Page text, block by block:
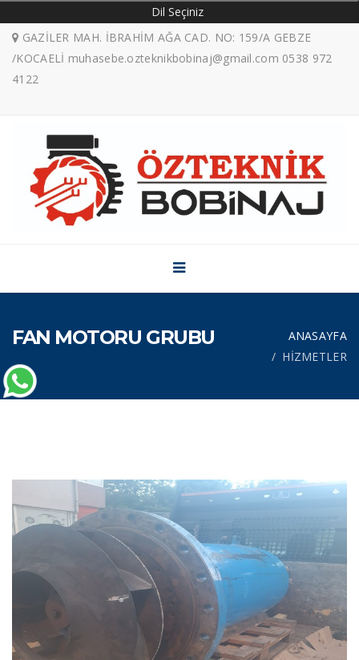
Dil Seçiniz
GAZİLER MAH. İBRAHİM AĞA CAD. NO: 159/A GEBZE
/KOCAELİ muhasebe.ozteknikbobinaj@gmail.com 0538 972
4122
FAN MOTORU GRUBU
ANASAYFA
HİZMETLER
ANASAYFA
HİZMETLER
GALERİ
İLETİŞİM